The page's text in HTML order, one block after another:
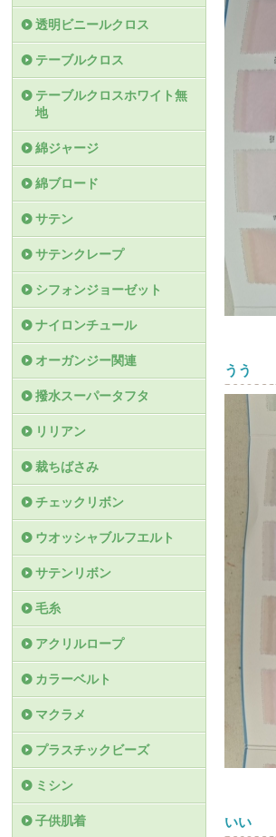
うう
いい
透明ビニールクロス
テーブルクロス
テーブルクロスホワイト無
地
綿ジャージ
綿ブロード
サテン
サテンクレープ
シフォンジョーゼット
ナイロンチュール
オーガンジー関連
撥水スーパータフタ
リリアン
裁ちばさみ
チェックリボン
ウオッシャブルフエルト
サテンリボン
毛糸
アクリルロープ
カラーベルト
マクラメ
プラスチックビーズ
ミシン
子供肌着